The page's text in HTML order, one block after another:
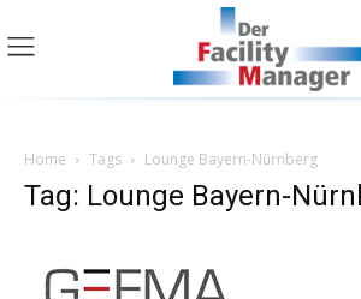
Home Tags Lounge Bayern-Nürnberg
Tag: Lounge Bayern-